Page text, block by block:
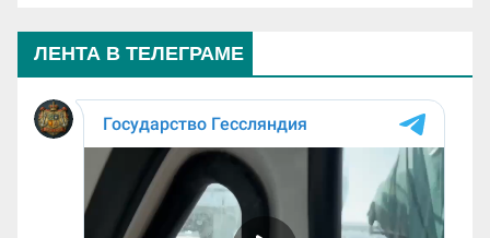
ЛЕНТА В ТЕЛЕГРАМЕ